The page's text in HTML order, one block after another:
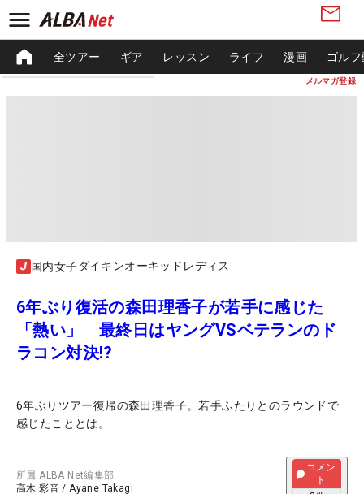
メルマガ登録
全ツアー ギア レッスン ライフ 漫画 ゴル
国内女子ダイキンオーキッドレディス
6年ぶり復活の森田理香子が若手に感じた
「熱い」 最終日はヤングVSベテランのド
ラコン対決!?
6年ぶりツアー復帰の森田理香子。若手ふたりとのラウンドで
感じたこととは。
所属ALBA Net編集部
高木 彩音 /Ayane Takagi
コメン
ト